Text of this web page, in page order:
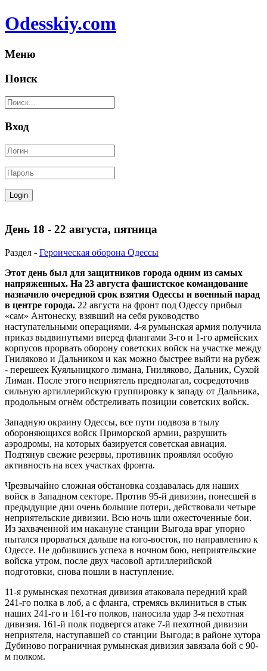
Odesskiy.com
Меню
Поиск
Вход
День 18 - 22 августа, пятница
Раздел - Героическая оборона Одессы
Этот день был для защитников города одним из самых
напряженных. На 23 августа фашистское командование
назначило очередной срок взятия Одессы и военный парад
в центре города. 22 августа на фронт под Одессу прибыл
«сам» Антонеску, взявший на себя руководство
наступательными операциями. 4-я румынская армия получила
приказ выдвинутыми вперед флангами 3-го и 1-го армейских
корпусов прорвать оборону советских войск на участке между
Гниляково и Дальником и как можно быстрее выйти на рубеж
- перешеек Куяльницкого лимана, Гниляково, Дальник, Сухой
Лиман. После этого неприятель предполагал, сосредоточив
сильную артиллерийскую группировку к западу от Дальника,
продольным огнём обстреливать позиции советских войск.
Западную окраину Одессы, все пути подвоза в тылу
обороняющихся войск Приморской армии, разрушить
аэродромы, на которых базируется советская авиация.
Подтянув свежие резервы, противник проявлял особую
активность на всех участках фронта.
Чрезвычайно сложная обстановка создавалась для наших
войск в Западном секторе. Против 95-й дивизии, понесшей в
предыдущие дни очень большие потери, действовали четыре
неприятельские дивизии. Всю ночь шли ожесточенные бои.
Из захваченной им накануне станции Выгода враг упорно
пытался прорваться дальше на юго-восток, по направлению к
Одессе. Не добившись успеха в ночном бою, неприятельские
войска утром, после двух часовой артиллерийской
подготовки, снова пошли в наступление.
11-я румынская пехотная дивизия атаковала передний край
241-го полка в лоб, а с фланга, стремясь вклиниться в стык
наших 241-го и 161-го полков, наносила удар 3-я пехотная
дивизия. 161-й полк подвергся атаке 7-й пехотной дивизии
неприятеля, наступавшей со станции Выгода; в районе хутора
Дубиново пограничная румынская дивизия завязала бой с 90-
м полком.